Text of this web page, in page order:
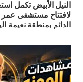
النيل الأبيض تكمل
لافتتاح مستشفى عمر
الدائم بمنطقة نعيمة